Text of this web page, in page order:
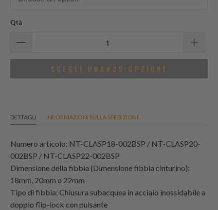
Qtà
SCEGLI UN&#39;OPZIONE
DETTAGLI INFORMAZIONI SULLA SPEDIZIONE
Numero articolo: NT-CLASP18-002BSP / NT-CLASP20-
002BSP / NT-CLASP22-002BSP
Dimensione della fibbia (Dimensione fibbia cinturino):
18mm, 20mm o 22mm
Tipo di fibbia: Chiusura subacquea in acciaio inossidabile a
doppio flip-lock con pulsante